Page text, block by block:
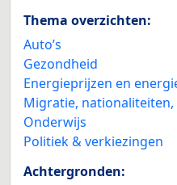
Thema overzichten:
Auto’s
Gezondheid
Energieprijzen en
Migratie,
Onderwijs
Politiek & verkiezingen
Achtergronden: